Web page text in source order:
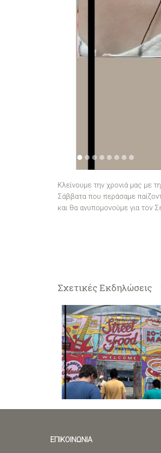
1 2 3 4 5 6 7
Κλείνουμε την χρονιά μας με
Σάββατα που περάσαμε
και θα ανυπομονούμε για τον
Σχετικές Εκδηλώσεις
ΕΠΙΚΟΙΝΩΝΙΑ